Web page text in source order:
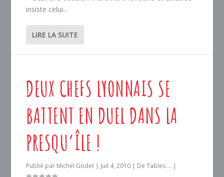
insiste celui...
LIRE LA SUITE
DEUX CHEFS LYONNAIS SE
BATTENT EN DUEL DANS LA
PRESQU’ÎLE !
Publié par Michel Godet | Juil 4, 2010 | De Tables ... |